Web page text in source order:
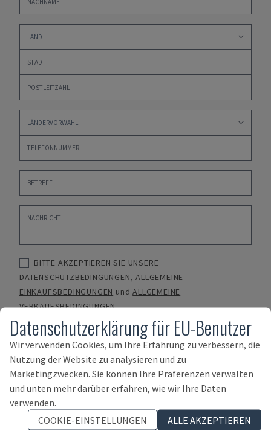
BITTE AKZEPTIEREN SIE UNSERE
DATENSCHUTZBEDINGUNGEN,ALLGEMEINE
EINKAUFSBEDINGUNGEN undALLGEMEINE
VERKAUFSBEDINGUNGEN
SENDEN
Zahlungsoptionen
Datenschutzerklärung für EU-Benutzer
Wir verwenden Cookies, um Ihre Erfahrung zu verbessern, die
Nutzung der Website zu analysieren und zu
Marketingzwecken. Sie können Ihre Präferenzen verwalten
und unten mehr darüber erfahren, wie wir Ihre Daten
verwenden.
COOKIE-EINSTELLUNGEN
ALLE AKZEPTIEREN